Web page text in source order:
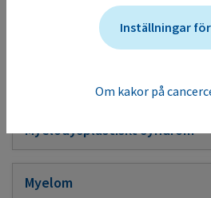
Myelodysplastiskt syndrom
Myelom
Inställningar
Om kakor på